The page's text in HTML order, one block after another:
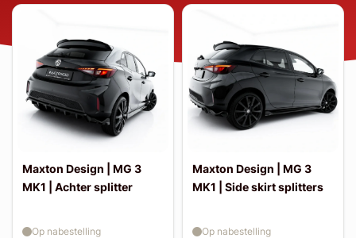
Maxton Design | MG 3
MK1 | Achter splitter
Op nabestelling
Maxton Design | MG 3
MK1 | Side skirt splitters
Op nabestelling